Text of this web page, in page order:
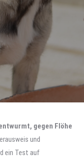
gegen Flöhe
und
ein Test auf